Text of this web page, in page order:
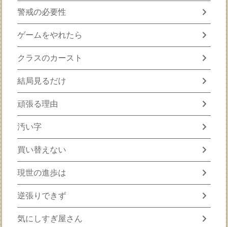
警戒の必要性 chevron_right
ゲームをやれたら chevron_right
クラスのカースト chevron_right
結局見るだけ chevron_right
頑張る理由 chevron_right
汚い字 chevron_right
買い替えない chevron_right
現世の進歩は chevron_right
逆張りできず chevron_right
気にしすぎ屋さん chevron_right